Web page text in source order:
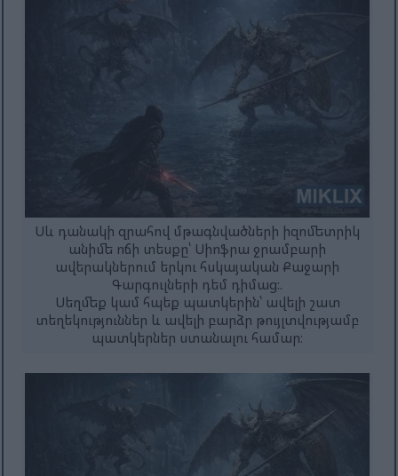
Սև դանակի զրահով մթագնվածների իզոմետրիկ
անիմե ոճի տեսքը՝ Սիոֆրա ջրամբարի
ավերակներում երկու հսկայական Քաջարի
Գարգուլների դեմ դիմաց։.
Սեղմեք կամ հպեք պատկերին՝ ավելի շատ
տեղեկություններ և ավելի բարձր թույլտվությամբ
պատկերներ ստանալու համար։